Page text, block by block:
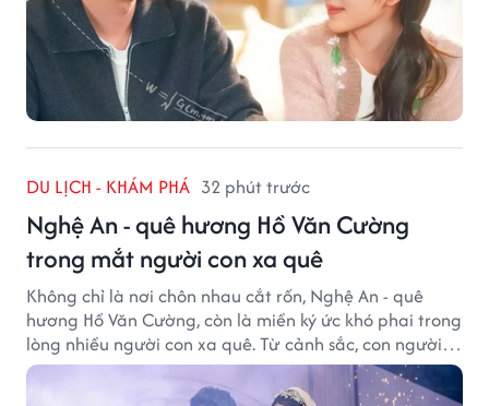
DU LỊCH - KHÁM PHÁ 32 phút trước
Nghệ An - quê hương Hồ Văn Cường
trong mắt người con xa quê
Không chỉ là nơi chôn nhau cắt rốn, Nghệ An - quê
hương Hồ Văn Cường, còn là miền ký ức khó phai trong
lòng nhiều người con xa quê. Từ cảnh sắc, con người
đến hương vị quê nhà, tất cả đều trở thành những
điều khiến họ luôn mong ngày trở về.